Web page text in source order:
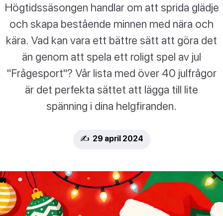
Högtidssäsongen handlar om att sprida glädje
och skapa bestående minnen med nära och
kära. Vad kan vara ett bättre sätt att göra det
än genom att spela ett roligt spel av jul
"Frågesport"? Vår lista med över 40 julfrågor
är det perfekta sättet att lägga till lite
spänning i dina helgfiranden.
✍️ 29 april 2024